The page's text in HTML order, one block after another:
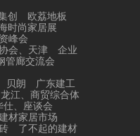
创
欧荔地板
海时尚家居展
峰会
会、天津
企业
管廊交流会
贝朗
广东建工
龙江、商贸综合体
仕、座谈会
材家居市场
了不起的建材